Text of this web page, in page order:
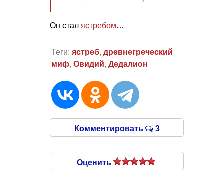
Он стал ястребом…
Теги: ястреб, древнегреческий
миф, Овидий, Дедалион
Комментировать 3
Оценить